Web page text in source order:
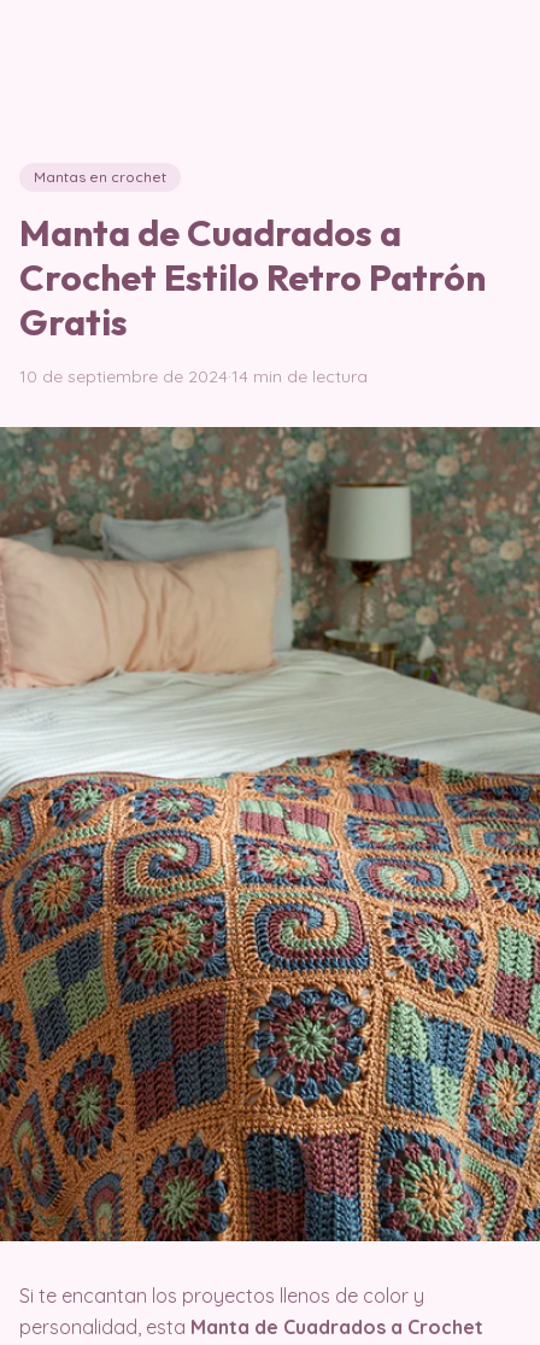
Mantas en crochet
Manta de Cuadrados a
Crochet Estilo Retro Patrón
Gratis
10 de septiembre de 2024·14 min de lectura
Si te encantan los proyectos llenos de color y
personalidad, esta Manta de Cuadrados a Crochet